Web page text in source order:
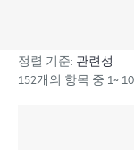
제품, 서비스, 사
Tech Care 서비
개선되고 개인화
정렬 기준:
152개의 항목 중 1~